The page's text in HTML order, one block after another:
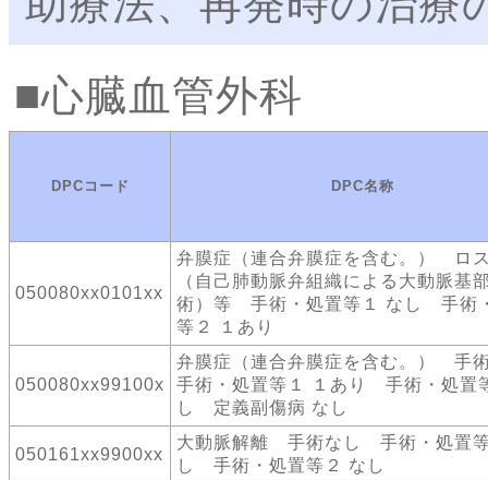
心臓血管外科
DPCコード DPC名称
050080xx0101xx
弁膜症（連合弁膜症を含む。） ロ
（自己肺動脈弁組織による大動脈基
術）等 手術・処置等１ なし 手術
等２ １あり
050080xx99100x
弁膜症（連合弁膜症を含む。）
手術・処置等１ １あり 手術・処置
し 定義副傷病 なし
050161xx9900xx
大動脈解離 手術なし 手術・処置
し 手術・処置等２ なし